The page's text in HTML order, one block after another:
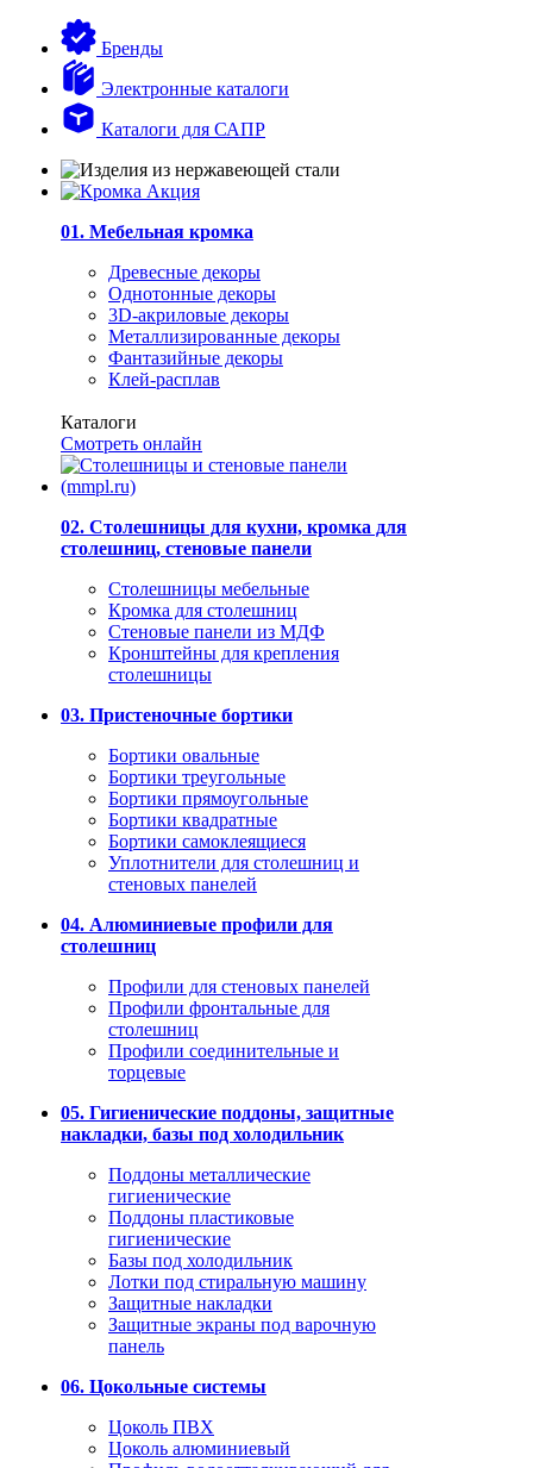
Бренды
Электронные каталоги
Каталоги для САПР
01. Мебельная кромка
Древесные декоры
Однотонные декоры
3D-акриловые декоры
Металлизированные декоры
Фантазийные декоры
Клей-расплав
Каталоги
Смотреть онлайн
02. Столешницы для кухни, кромка для
столешниц, стеновые панели
Столешницы мебельные
Кромка для столешниц
Стеновые панели из МДФ
Кронштейны для крепления
столешницы
03. Пристеночные бортики
Бортики овальные
Бортики треугольные
Бортики прямоугольные
Бортики квадратные
Бортики самоклеящиеся
Уплотнители для столешниц и
стеновых панелей
04. Алюминиевые профили для
столешниц
Профили для стеновых панелей
Профили фронтальные для
столешниц
Профили соединительные и
торцевые
05. Гигиенические поддоны, защитные
накладки, базы под холодильник
Поддоны металлические
гигиенические
Поддоны пластиковые
гигиенические
Базы под холодильник
Лотки под стиральную машину
Защитные накладки
Защитные экраны под варочную
панель
06. Цокольные системы
Цоколь ПВХ
Цоколь алюминиевый